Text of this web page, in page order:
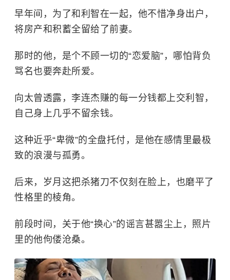
早年间，为了和 利智在一起，他不惜净身出户，
将房产和积蓄全留给了前妻。
那时的他，是个不顾一切的“恋爱脑”，哪怕背负
骂名也要奔赴所爱。
向太曾透露，李连杰赚的每一分钱都上交利智，
自己身上几乎不留余钱。
这种近乎“卑微”的全盘托付，是他在感情里最极
致的浪漫与孤勇。
后来，岁月这把杀猪刀不仅刻在脸上，也磨平了
性格里的棱角。
前段时间，关于他“换心”的谣言甚嚣尘上，照片
里的他佝偻沧桑。